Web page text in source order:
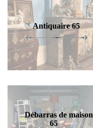
Antiquaire 65
Débarras de maison
65